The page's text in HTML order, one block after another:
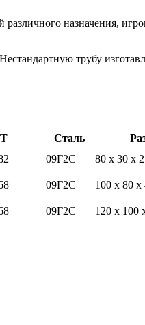
различного назначения,
трубу
Сталь
09Г2С 80 x 30 x 2
09Г2С 100 x 80 x
09Г2С 120 x 100